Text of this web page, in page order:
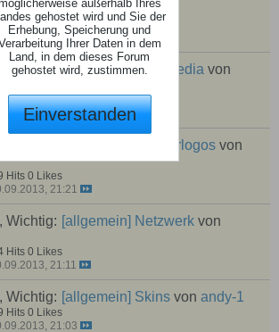
vonandy-1
Hits 0 Likes
22:02
Wichtig: [allgemein] Multimedia von
Hits 0 Likes
21:49
Senderlogos von
Hits 0 Likes
21:21
Wichtig: [allgemein] Netzwerk von
Hits 0 Likes
21:11
Wichtig: [allgemein] Skins von andy-1
Hits 0 Likes
21:03
außerhalb Ihres
gehostet wird und Sie der
Erhebung, Speicherung und
Ihrer Daten in dem
Land, in dem dieses Forum
gehostet wird, zustimmen.
Einverstanden